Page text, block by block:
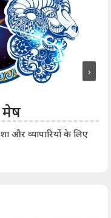
मेष
और व्यापारियों के लिए
›